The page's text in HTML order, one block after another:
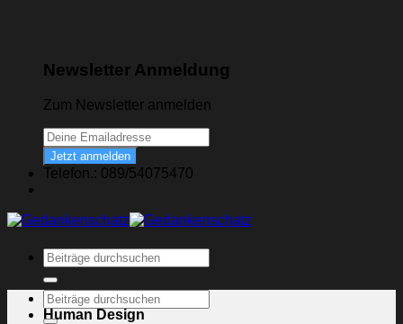
Newsletter Anmeldung
Zum Newsletter anmelden
Jetzt anmelden
Telefon.: 089/54075470
Human Design